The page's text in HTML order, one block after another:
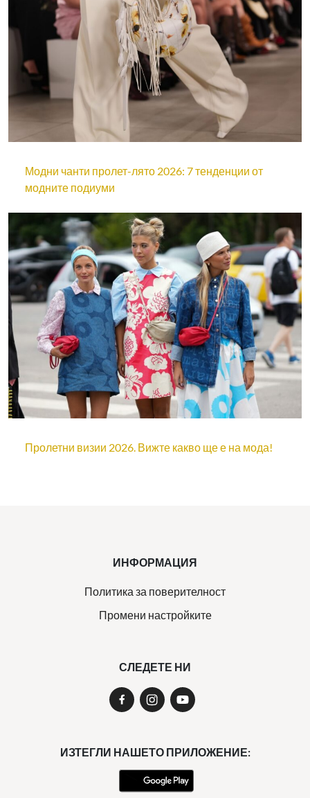
Модни чанти пролет-лято 2026: 7 тенденции от
модните подиуми
Пролетни визии 2026. Вижте какво ще е на мода!
ИНФОРМАЦИЯ
Политика за поверителност
Промени настройките
СЛЕДЕТЕ НИ
ИЗТЕГЛИ НАШЕТО ПРИЛОЖЕНИЕ: